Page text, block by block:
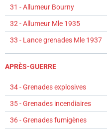
31 - Allumeur Bourny
32 - Allumeur Mle 1935
33 - Lance grenades Mle 1937
APRÈS-GUERRE
34 - Grenades explosives
35 - Grenades incendiaires
36 - Grenades fumigènes